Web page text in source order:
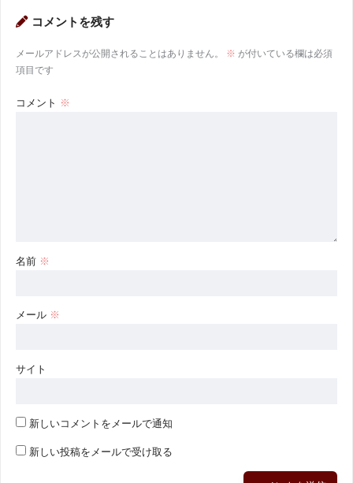
コメントを残す
メールアドレスが公開されることはありません。 ※ が付いている欄は必須
項目です
コメント ※
名前 ※
メール ※
サイト
新しいコメントをメールで通知
新しい投稿をメールで受け取る